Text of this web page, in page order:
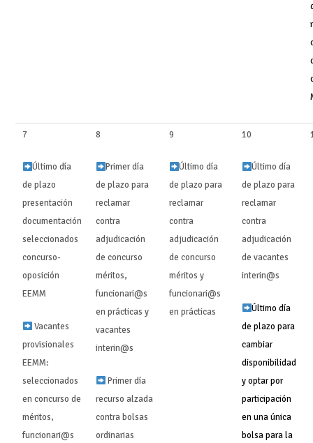
7
Último día
de plazo
presentación
documentación
seleccionados
concurso-
oposición
EEMM
Vacantes
provisionales
EEMM:
seleccionados
en concurso de
méritos,
funcionari@s
8
Primer día
de plazo para
reclamar
contra
adjudicación
de concurso
méritos,
funcionari@s
en prácticas y
vacantes
interin@s ‍‍
Primer día
recurso alzada
contra bolsas
ordinarias
9
Último día
de plazo para
reclamar
contra
adjudicación
de concurso
méritos y
funcionari@s
en prácticas ‍‍
10
Último día
de plazo para
reclamar
contra
adjudicación
de vacantes
interin@s ‍‍
Último día
de plazo para
cambiar
disponibilidad
y optar por
participación
en una única
bolsa para la